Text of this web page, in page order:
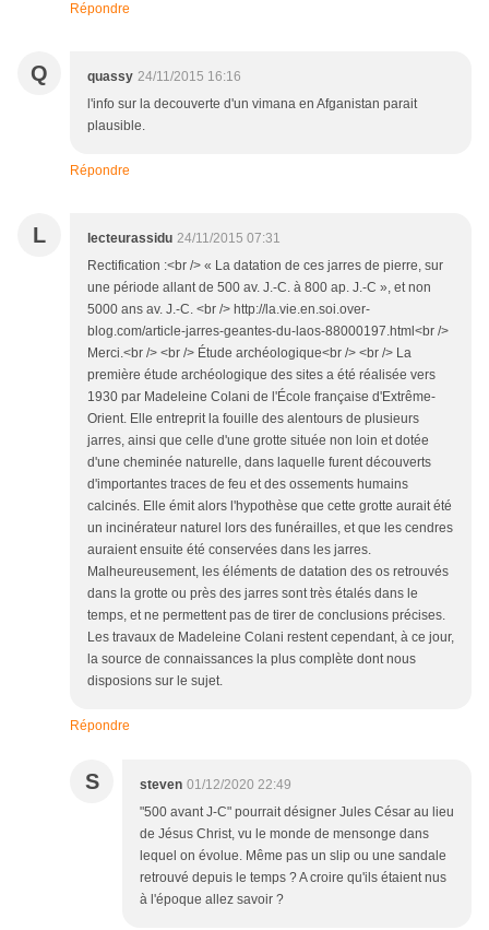
Répondre
Q quassy 24/11/2015 16:16
l'info sur la decouverte d'un vimana en Afganistan parait
plausible.
Répondre
L lecteurassidu 24/11/2015 07:31
Rectification :<br /> « La datation de ces jarres de pierre, sur
une période allant de 500 av. J.-C. à 800 ap. J.-C », et non
5000 ans av. J.-C. <br /> http://la.vie.en.soi.over-
blog.com/article-jarres-geantes-du-laos-88000197.html<br />
Merci.<br /> <br /> Étude archéologique<br /> <br /> La
première étude archéologique des sites a été réalisée vers
1930 par Madeleine Colani de l'École française d'Extrême-
Orient. Elle entreprit la fouille des alentours de plusieurs
jarres, ainsi que celle d'une grotte située non loin et dotée
d'une cheminée naturelle, dans laquelle furent découverts
d'importantes traces de feu et des ossements humains
calcinés. Elle émit alors l'hypothèse que cette grotte aurait été
un incinérateur naturel lors des funérailles, et que les cendres
auraient ensuite été conservées dans les jarres.
Malheureusement, les éléments de datation des os retrouvés
dans la grotte ou près des jarres sont très étalés dans le
temps, et ne permettent pas de tirer de conclusions précises.
Les travaux de Madeleine Colani restent cependant, à ce jour,
la source de connaissances la plus complète dont nous
disposions sur le sujet.
Répondre
S steven 01/12/2020 22:49
"500 avant J-C" pourrait désigner Jules César au lieu
de Jésus Christ, vu le monde de mensonge dans
lequel on évolue. Même pas un slip ou une sandale
retrouvé depuis le temps ? A croire qu'ils étaient nus
à l'époque allez savoir ?